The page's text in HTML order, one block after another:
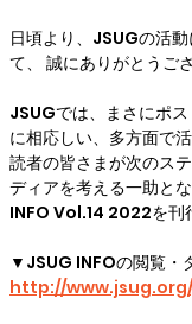
日頃より、JSUGの活
て、 誠にありがとうご
JSUGでは、まさにポ
に相応しい、多方面で
読者の皆さまが次のス
ディアを考える一助と
INFO Vol.14 2022を刊
▼JSUG INFOの閲覧・
http://